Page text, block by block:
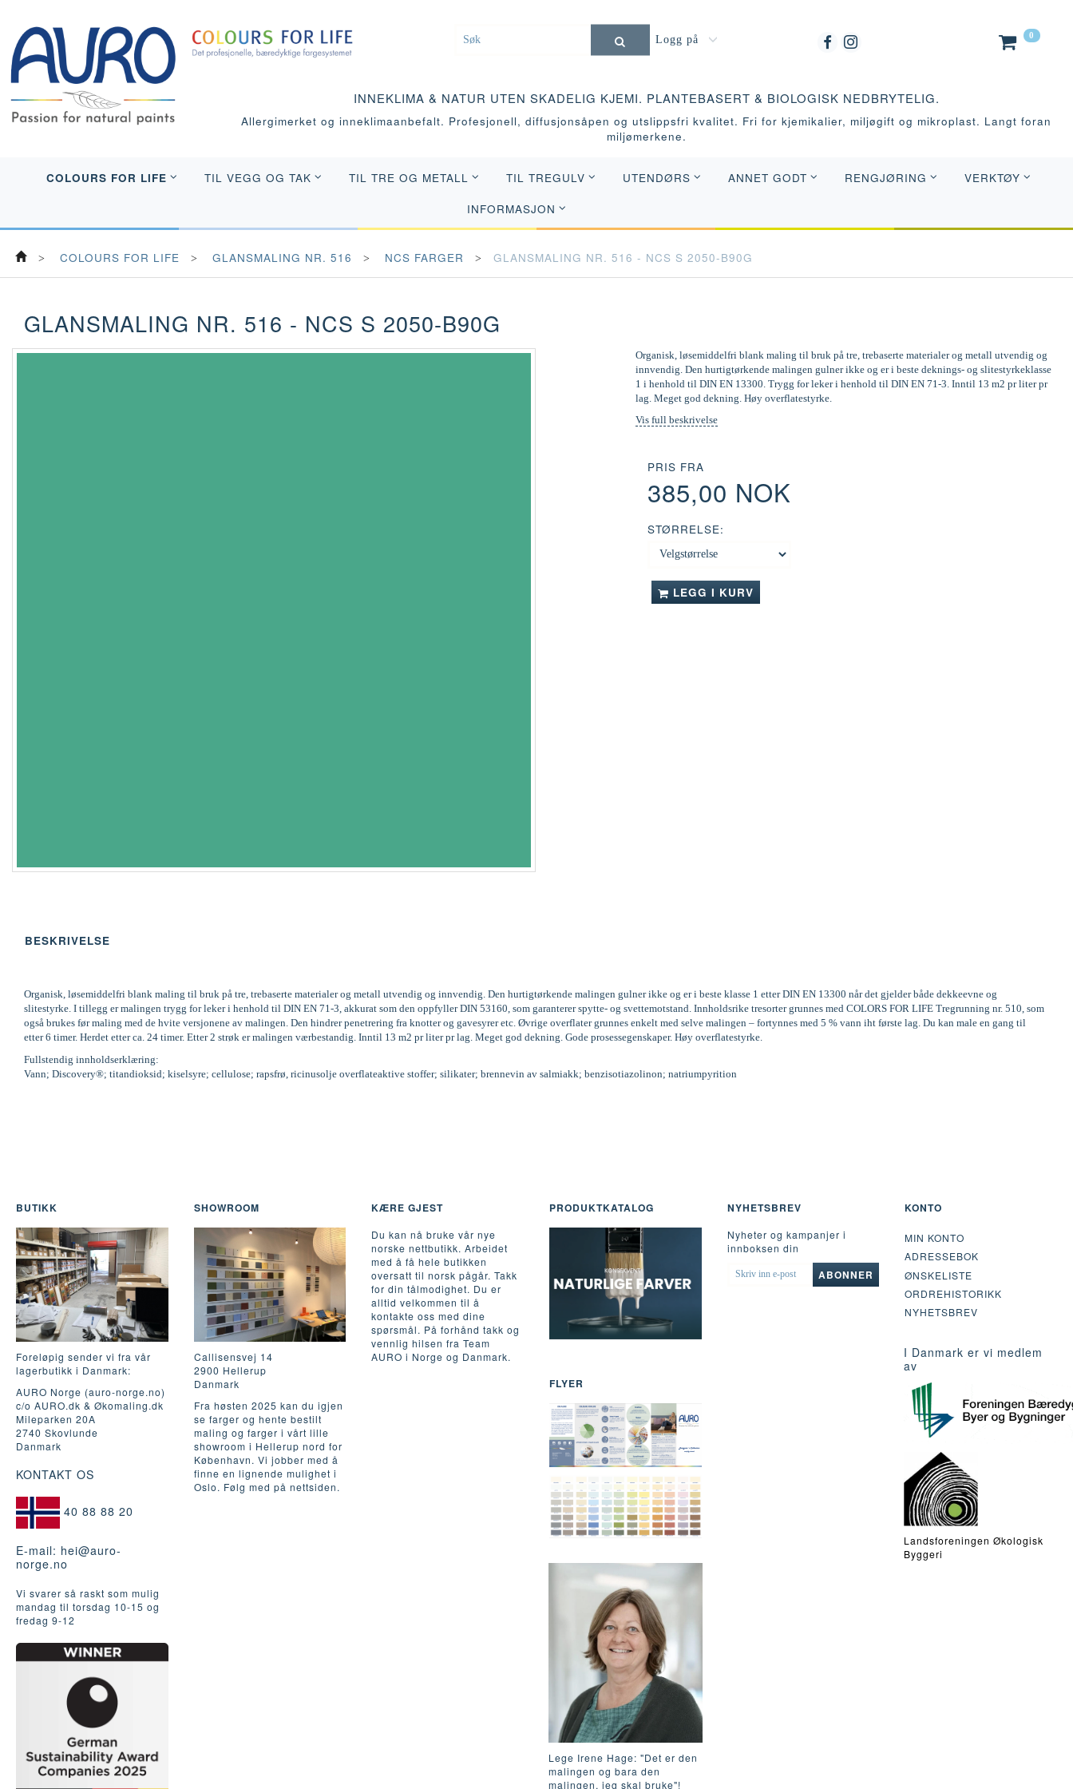
0
Logg på
INNEKLIMA & NATUR UTEN SKADELIG KJEMI. PLANTEBASERT & BIOLOGISK NEDBRYTELIG.
Allergimerket og inneklimaanbefalt. Profesjonell, diffusjonsåpen og utslippsfri kvalitet. Fri for kjemikalier, miljøgift og mikroplast. Langt foran
miljømerkene.
COLOURS FOR LIFE TIL VEGG OG TAK TIL TRE OG METALL TIL TREGULV UTENDØRS ANNET GODT RENGJØRING VERKTØY
INFORMASJON
COLOURS FOR LIFE GLANSMALING NR. 516 NCS FARGER GLANSMALING NR. 516 - NCS S 2050-B90G
GLANSMALING NR. 516 - NCS S 2050-B90G
Organisk, løsemiddelfri blank maling til bruk på tre, trebaserte materialer og metall utvendig og
innvendig. Den hurtigtørkende malingen gulner ikke og er i beste deknings- og slitestyrkeklasse
1 i henhold til DIN EN 13300. Trygg for leker i henhold til DIN EN 71-3. Inntil 13 m2 pr liter pr
lag. Meget god dekning. Høy overflatestyrke.
Vis full beskrivelse
PRIS FRA
385,00 NOK
STØRRELSE:
LEGG I KURV
BESKRIVELSE
Organisk, løsemiddelfri blank maling til bruk på tre, trebaserte materialer og metall utvendig og innvendig. Den hurtigtørkende malingen gulner ikke og er i beste klasse 1 etter DIN EN 13300 når det gjelder både dekkeevne og
slitestyrke. I tillegg er malingen trygg for leker i henhold til DIN EN 71-3, akkurat som den oppfyller DIN 53160, som garanterer spytte- og svettemotstand. Innholdsrike tresorter grunnes med COLORS FOR LIFE Tregrunning nr. 510, som
også brukes før maling med de hvite versjonene av malingen. Den hindrer penetrering fra knotter og gavesyrer etc. Øvrige overflater grunnes enkelt med selve malingen – fortynnes med 5 % vann iht første lag. Du kan male en gang til
etter 6 timer. Herdet etter ca. 24 timer. Etter 2 strøk er malingen værbestandig. Inntil 13 m2 pr liter pr lag. Meget god dekning. Gode prosessegenskaper. Høy overflatestyrke.
Fullstendig innholdserklæring:
Vann; Discovery®; titandioksid; kiselsyre; cellulose; rapsfrø, ricinusolje overflateaktive stoffer; silikater; brennevin av salmiakk; benzisotiazolinon; natriumpyrition
BUTIKK
Foreløpig sender vi fra vår
lagerbutikk i Danmark:
AURO Norge (auro-norge.no)
c/o AURO.dk & Økomaling.dk
Mileparken 20A
2740 Skovlunde
Danmark
KONTAKT OS
40 88 88 20
E-mail: hei@auro-
norge.no
Vi svarer så raskt som mulig
mandag til torsdag 10-15 og
fredag ​​9-12
SHOWROOM
Callisensvej 14
2900 Hellerup
Danmark
Fra høsten 2025 kan du igjen
se farger og hente bestilt
maling og farger i vårt lille
showroom i Hellerup nord for
København. Vi jobber med å
finne en lignende mulighet i
Oslo. Følg med på nettsiden.
KÆRE GJEST
Du kan nå bruke vår nye
norske nettbutikk. Arbeidet
med å få hele butikken
oversatt til norsk pågår. Takk
for din tålmodighet. Du er
alltid velkommen til å
kontakte oss med dine
spørsmål. På forhånd takk og
vennlig hilsen fra Team
AURO i Norge og Danmark.
PRODUKTKATALOG
FLYER
Lege Irene Hage: "Det er den
malingen og bara den
malingen, jeg skal bruke"!
NYHETSBREV
Nyheter og kampanjer i
innboksen din
SKRIV
ABONNER
KONTO
MIN KONTO
ADRESSEBOK
ØNSKELISTE
ORDREHISTORIKK
NYHETSBREV
I Danmark er vi medlem
av
Landsforeningen Økologisk
Byggeri